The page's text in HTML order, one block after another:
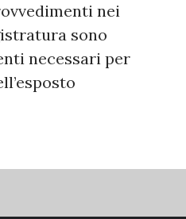
nei
sono
necessari per